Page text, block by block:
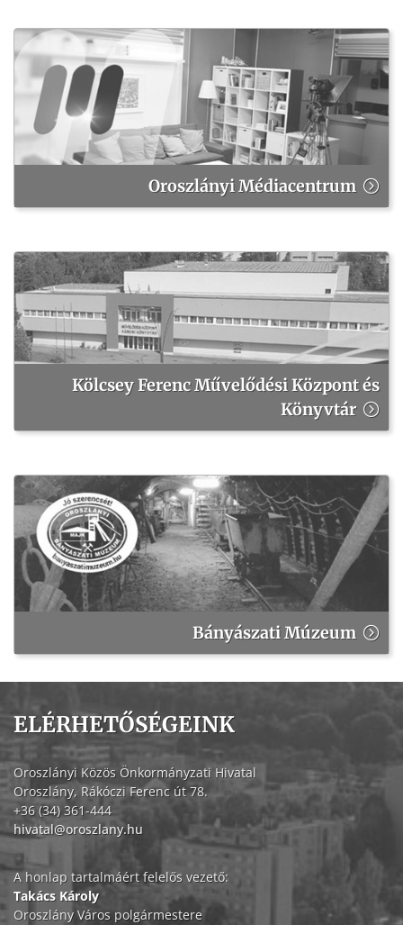
Oroszlányi Médiacentrum
Kölcsey Ferenc Művelődési Központ és
Könyvtár
Bányászati Múzeum
ELÉRHETŐSÉGEINK
Oroszlányi Közös Önkormányzati Hivatal
Oroszlány, Rákóczi Ferenc út 78.
+36 (34) 361-444
hivatal@oroszlany.hu
A honlap tartalmáért felelős vezető:
Takács Károly
Oroszlány Város polgármestere